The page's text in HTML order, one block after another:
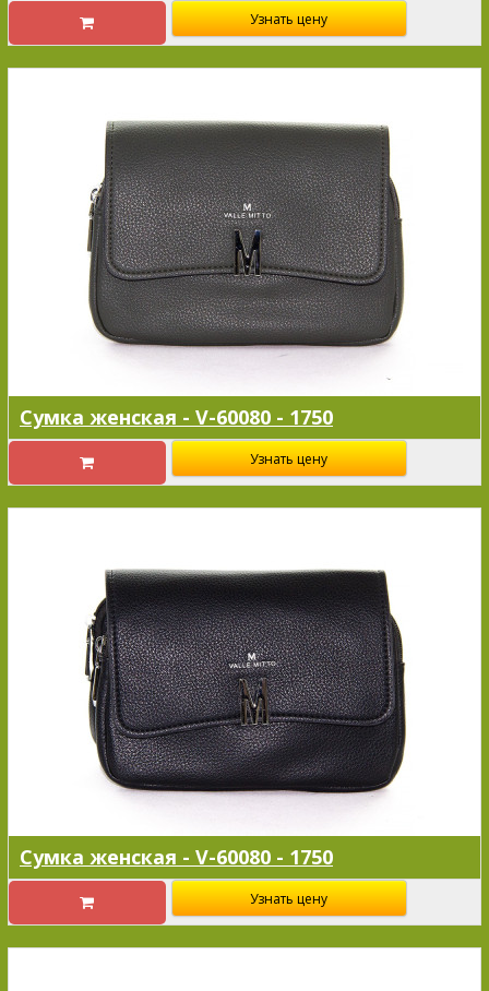
Узнать цену
Сумка женская - V-60080 - 1750
Узнать цену
Сумка женская - V-60080 - 1750
Узнать цену